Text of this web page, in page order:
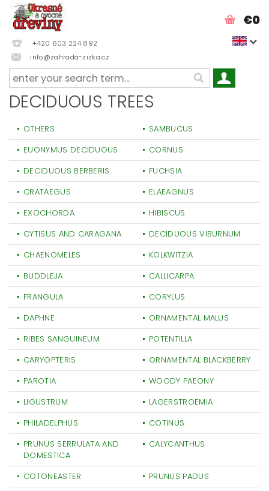
+420 603 224 892
info@zahrada-zizka.cz
€0
DECIDUOUS TREES
OTHERS
SAMBUCUS
EUONYMUS DECIDUOUS
CORNUS
DECIDUOUS BERBERIS
FUCHSIA
CRATAEGUS
ELAEAGNUS
EXOCHORDA
HIBISCUS
CYTISUS AND CARAGANA
DECIDUOUS VIBURNUM
CHAENOMELES
KOLKWITZIA
BUDDLEJA
CALLICARPA
FRANGULA
CORYLUS
DAPHNE
ORNAMENTAL MALUS
RIBES SANGUINEUM
POTENTILLA
CARYOPTERIS
ORNAMENTAL BLACKBERRY
PAROTIA
WOODY PAEONY
LIGUSTRUM
LAGERSTROEMIA
PHILADELPHUS
COTINUS
PRUNUS SERRULATA AND
DOMESTICA
CALYCANTHUS
COTONEASTER
PRUNUS PADUS